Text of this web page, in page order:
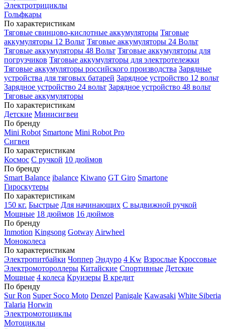
Электротрициклы
Гольфкары
По характеристикам
Тяговые свинцово-кислотные аккумуляторы Тяговые
аккумуляторы 12 Вольт Тяговые аккумуляторы 24 Вольт
Тяговые аккумуляторы 48 Вольт Тяговые аккумуляторы для
погрузчиков Тяговые аккумуляторы для электротележки
Тяговые аккумуляторы российского производства Зарядные
устройства для тяговых батарей Зарядное устройство 12 вольт
Зарядное устройство 24 вольт Зарядное устройство 48 вольт
Тяговые аккумуляторы
По характеристикам
Детские Минисигвеи
По бренду
Mini Robot Smartone Mini Robot Pro
Сигвеи
По характеристикам
Космос С ручкой 10 дюймов
По бренду
Smart Balance ibalance Kiwano GT Giro Smartone
Гироскутеры
По характеристикам
150 кг. Быстрые Для начинающих С выдвижной ручкой
Мощные 18 дюймов 16 дюймов
По бренду
Inmotion Kingsong Gotway Airwheel
Моноколеса
По характеристикам
Электропитбайки Чоппер Эндуро 4 Kw Взрослые Кроссовые
Электромотороллеры Китайские Спортивные Детские
Мощные 4 колеса Круизеры В кредит
По бренду
Sur Ron Super Soco Moto Denzel Panigale Kawasaki White Siberia
Talaria Horwin
Электромотоциклы
Мотоциклы